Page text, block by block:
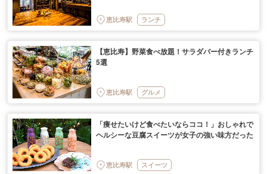
恵比寿駅 ランチ
【恵比寿】野菜食べ放題！サラダバー付きランチ
5選
恵比寿駅 グルメ
「痩せたいけど食べたいならココ！」おしゃれで
ヘルシーな豆腐スイーツが女子の強い味方だった
恵比寿駅 スイーツ